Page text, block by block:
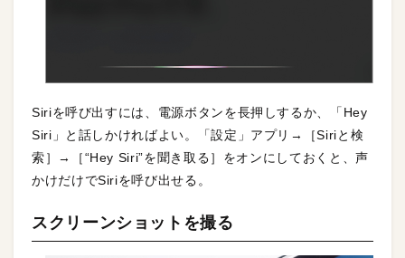
Siriを呼び出すには、電源ボタンを長押しするか、「Hey
Siri」と話しかければよい。「設定」アプリ→［Siriと検
索］→［“Hey Siri”を聞き取る］をオンにしておくと、声
かけだけでSiriを呼び出せる。
スクリーンショットを撮る